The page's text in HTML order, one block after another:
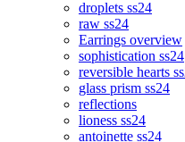
droplets ss24
raw ss24
Earrings overview
sophistication ss24
reversible hearts
glass prism ss24
reflections
lioness ss24
antoinette ss24